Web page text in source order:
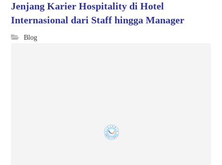
Jenjang Karier Hospitality di Hotel
Internasional dari Staff hingga Manager
Blog